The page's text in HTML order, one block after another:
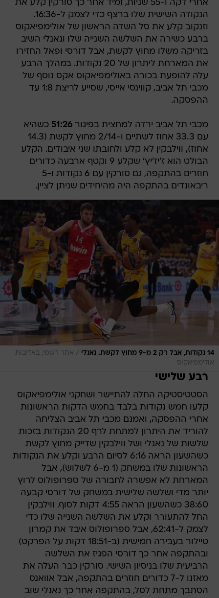
אחרי דקה ו-55 שניות, ומיד אחר כך סורקין קלע את
הנקודה השישית שלו ברצף כדי לצמק ל-16:36.
וזנקוב קלע את סל השדה הראשון של אולימפיאקוס
ברבע כשירה את השלשה השנייה שלו ונאנלי השיב
בזריקה משלו מחוץ לקשת, אבל דורסי ופאל החזירו
את המארחת ליתרון של 20 נקודות. במהלך הרבע
עלה להופעת בכורה באולימפיאקוס אקס נוסף של
מכבי תל אביב, קווינסי אייסי, שסייע לריצת 1:8 עד
ההפסקה.
מכבי תל אביב ירדה למחצית בפיגור51:26 כשהיא
עם 33.3 אחוז לשתיים ו-2/14 מחוץ לקשת (14.3
אחוז), ווילבקין לא קלע ולחובתו שני איבודים. הקלע
הבולט הוא ז'יז'יץ' שקלע 9 וקטף ארבעה כדורים
חוזרים בהתקפה, גם סורקין עם 6 נקודות ו-5
ריבאונדים בהתקפה היה מהיחידים שניתן לציין.
14 נקודות, אבל רק 2 מ-9 מחוץ לקשת. נאנלי / אתר רשמי, באדיבות
אולימפיאקוס
רבע שלישי
הסטטיסטיקה החלה להתיישר ושחקני אולימפיאקוס
קלעו חמש נקודות בלבד בחמש הדקות הראשונות
אחרי ההפסקה, ואמנם מכבי תל אביב הצליחה
להוריד את היתרון למתחת לרף 20 הנקודות בזכות
שלשות של נאנלי ושל ווילבקין שדייק מחוץ לקשת
כשהשעון הראה 6:16 לסיום הרבע וקלע את הנקודות
הראשונות שלו במשחק (1 מ-6 לשלוש), אבל
המארחת לא אפשרה לחבורה של ספרופולוס לרוץ
יותר מדי ושלשה שלישית במשחק של דורסי קבעה
38:60 כשהשעון הראה 4:55 דקות לסוף. ווילבקין
החל להתעורר וקלע את השלשה השנייה שלו כדי
לצמק ל-62:41, אבל ספרופולוס איבד את קמרון
טיילור בעבירה חמישית (ב-18:51 דקות על הפרקט)
ובהתקפה אחר כך דורסי הפגיז את השלשה
הרביעית שלו בניסיון השישי. סורקין כבר העלה את
מאזנו ל-7 כדורים חוזרים בהתקפה, אבל אוואנס
הסתבך מתחת לסל, בהתקפה אחר כך נאנלי שוב